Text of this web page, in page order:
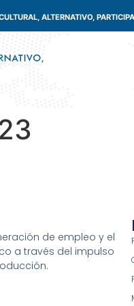
ALTERNATIVO,
de empleo y el
a través del impulso